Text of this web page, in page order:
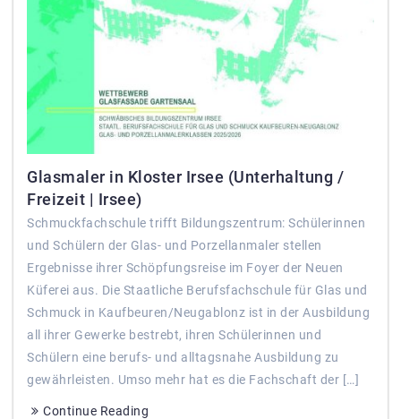
Glasmaler in Kloster Irsee (Unterhaltung /
Freizeit | Irsee)
Schmuckfachschule trifft Bildungszentrum: Schülerinnen
und Schülern der Glas- und Porzellanmaler stellen
Ergebnisse ihrer Schöpfungsreise im Foyer der Neuen
Küferei aus. Die Staatliche Berufsfachschule für Glas und
Schmuck in Kaufbeuren/Neugablonz ist in der Ausbildung
all ihrer Gewerke bestrebt, ihren Schülerinnen und
Schülern eine berufs- und alltagsnahe Ausbildung zu
gewährleisten. Umso mehr hat es die Fachschaft der […]
Continue Reading